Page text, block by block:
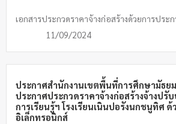
เอกสารประกวดราคาจ้างก่อสร้างด้วยการประ
11/09/2024
ประกาศสำนักงานเขตพื้นที่การศึกษามัธย
ประกาศประกวดราคาจ้างก่อสร้างจ้างป
การเรียนรู้ฯ โรงเรียนเนินปอรังนกชนูทิศ
อิเล็กทรอนิกส์